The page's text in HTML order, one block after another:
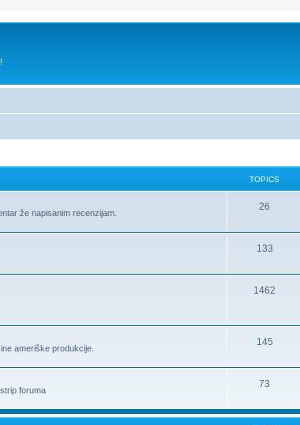
TOPICS
že napisanim recenzijam.
26
133
1462
ameriške produkcije.
145
foruma
73